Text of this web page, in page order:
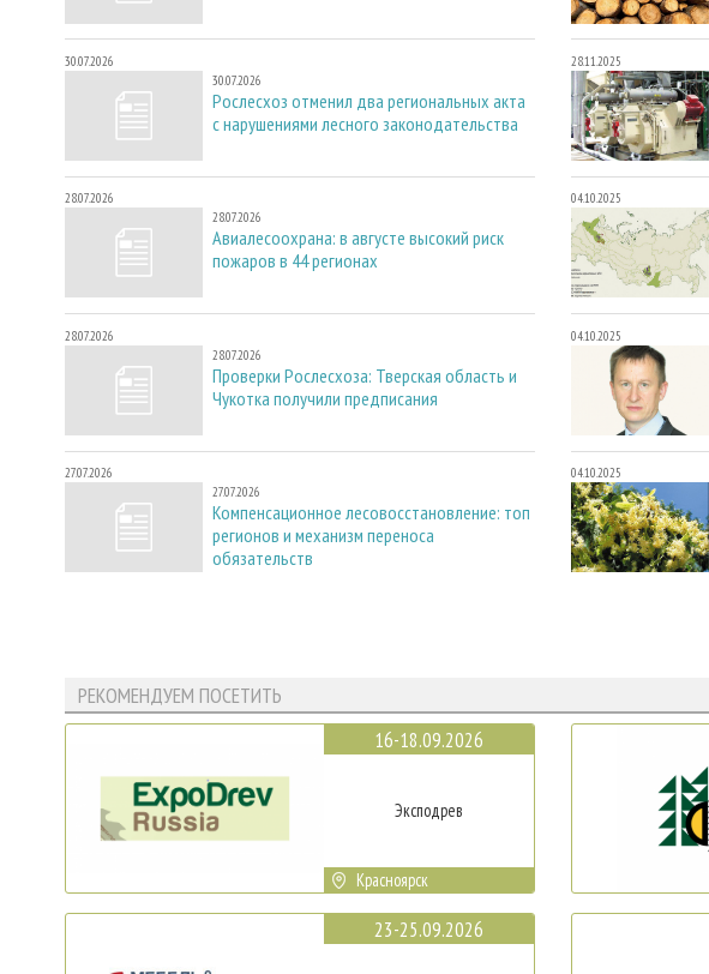
30.07.2026
30.07.2026
Рослесхоз отменил два региональных акта
с нарушениями лесного законодательства
28.07.2026
28.07.2026
Авиалесоохрана: в августе высокий риск
пожаров в 44 регионах
28.07.2026
28.07.2026
Проверки Рослесхоза: Тверская область и
Чукотка получили предписания
27.07.2026
27.07.2026
Компенсационное лесовосстановление: топ
регионов и механизм переноса
обязательств
28.11.2025
04.10.2025
04.10.2025
04.10.2025
РЕКОМЕНДУЕМ ПОСЕТИТЬ
16-18.09.2026
Эксподрев
Красноярск
23-25.09.2026